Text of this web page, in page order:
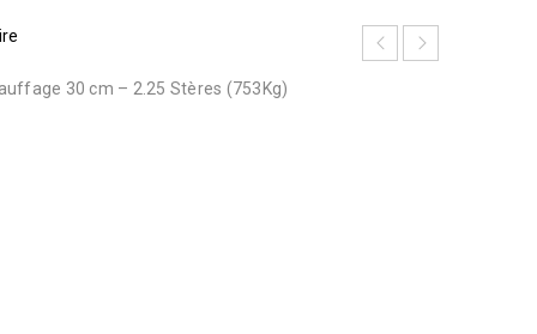
30 cm – 2.25 Stères (753Kg)